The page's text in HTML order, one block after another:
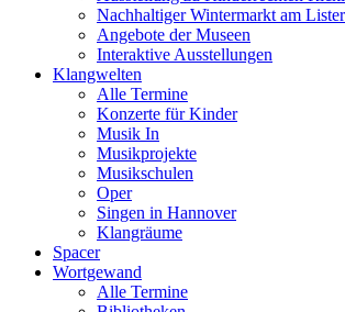
Nachhaltiger Wintermarkt am
Angebote der Museen
Interaktive Ausstellungen
Klangwelten
Alle Termine
Konzerte für Kinder
Musik In
Musikprojekte
Musikschulen
Oper
Singen in Hannover
Klangräume
Spacer
Wortgewand
Alle Termine